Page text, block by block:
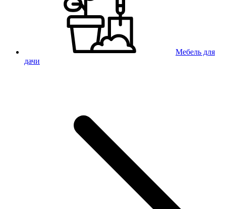
Мебель для
дачи